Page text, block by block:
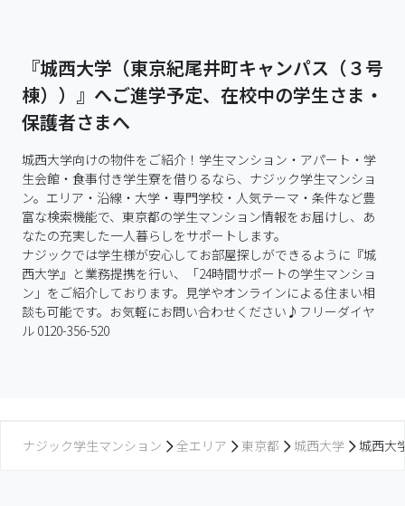
『城西大学（東京紀尾井町キャンパス（３号
棟））』へご進学予定、在校中の学生さま・
保護者さまへ
城西大学向けの物件をご紹介！学生マンション・アパート・学
生会館・食事付き学生寮を借りるなら、ナジック学生マンショ
ン。エリア・沿線・大学・専門学校・人気テーマ・条件など豊
富な検索機能で、東京都の学生マンション情報をお届けし、あ
なたの充実した一人暮らしをサポートします。
ナジックでは学生様が安心してお部屋探しができるように『城
西大学』と業務提携を行い、「24時間サポートの学生マンショ
ン」をご紹介しております。見学やオンラインによる住まい相
談も可能です。お気軽にお問い合わせください♪フリーダイヤ
ル 0120-356-520
ナジック学生マンション 全エリア 東京都 城西大学 城西大